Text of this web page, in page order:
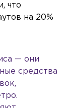
что
на 20%
— они
средства